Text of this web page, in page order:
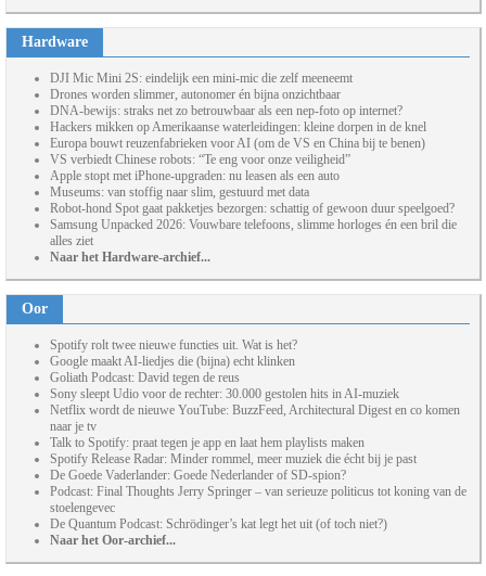
Hardware
DJI Mic Mini 2S: eindelijk een mini-mic die zelf meeneemt
Drones worden slimmer, autonomer én bijna onzichtbaar
DNA-bewijs: straks net zo betrouwbaar als een nep-foto op internet?
Hackers mikken op Amerikaanse waterleidingen: kleine dorpen in de knel
Europa bouwt reuzenfabrieken voor AI (om de VS en China bij te benen)
VS verbiedt Chinese robots: “Te eng voor onze veiligheid”
Apple stopt met iPhone-upgraden: nu leasen als een auto
Museums: van stoffig naar slim, gestuurd met data
Robot-hond Spot gaat pakketjes bezorgen: schattig of gewoon duur speelgoed?
Samsung Unpacked 2026: Vouwbare telefoons, slimme horloges én een bril die
alles ziet
Naar het Hardware-archief...
Oor
Spotify rolt twee nieuwe functies uit. Wat is het?
Google maakt AI-liedjes die (bijna) echt klinken
Goliath Podcast: David tegen de reus
Sony sleept Udio voor de rechter: 30.000 gestolen hits in AI-muziek
Netflix wordt de nieuwe YouTube: BuzzFeed, Architectural Digest en co komen
naar je tv
Talk to Spotify: praat tegen je app en laat hem playlists maken
Spotify Release Radar: Minder rommel, meer muziek die écht bij je past
De Goede Vaderlander: Goede Nederlander of SD-spion?
Podcast: Final Thoughts Jerry Springer – van serieuze politicus tot koning van de
stoelengevec
De Quantum Podcast: Schrödinger’s kat legt het uit (of toch niet?)
Naar het Oor-archief...